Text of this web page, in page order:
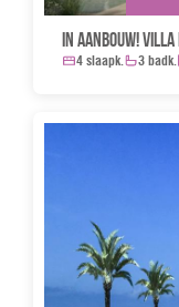
In aanbouw!
4 slaapk. 3 badk.